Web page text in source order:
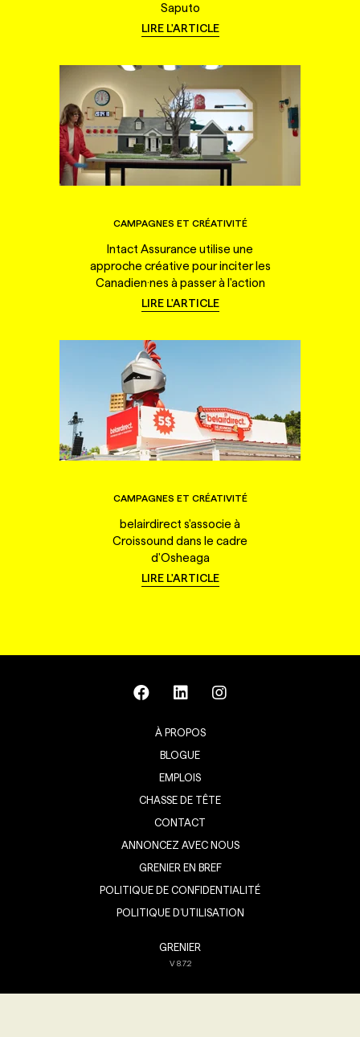
Saputo
LIRE L'ARTICLE
CAMPAGNES ET CRÉATIVITÉ
Intact Assurance utilise une
approche créative pour inciter les
Canadien·nes à passer à l'action
LIRE L'ARTICLE
CAMPAGNES ET CRÉATIVITÉ
belairdirect s'associe à
Croissound dans le cadre
d'Osheaga
LIRE L'ARTICLE
À PROPOS
BLOGUE
EMPLOIS
CHASSE DE TÊTE
CONTACT
ANNONCEZ AVEC NOUS
GRENIER EN BREF
POLITIQUE DE CONFIDENTIALITÉ
POLITIQUE D’UTILISATION
GRENIER
V8.7.2